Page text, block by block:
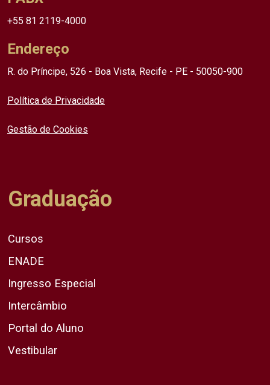
+55 81 2119-4000
Endereço
R. do Príncipe, 526 - Boa Vista, Recife - PE - 50050-900
Política de Privacidade
Gestão de Cookies
Graduação
Cursos
ENADE
Ingresso Especial
Intercâmbio
Portal do Aluno
Vestibular